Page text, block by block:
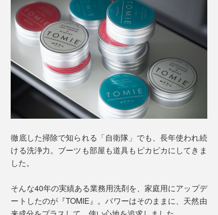
徹底した掃除で知られる「自衛隊」でも、長年使われ続
ける洗浄力。ブーツも部屋も道具もピカピカにしてきま
した。
そんな40年の実績ある業務用洗剤を、家庭用にアップデ
ートしたのが『TOMIE』。パワーはそのままに、天然由